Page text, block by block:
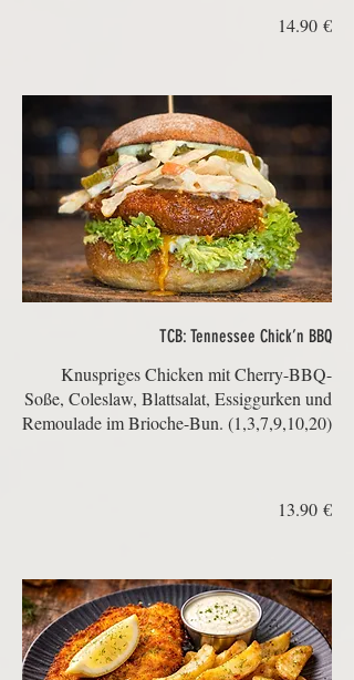
‏14.90 €
TCB: Tennessee Chick’n BBQ
Knuspriges Chicken mit Cherry-BBQ-
Soße, Coleslaw, Blattsalat, Essiggurken und
‏13.90 €